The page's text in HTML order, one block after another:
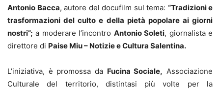
Antonio Bacca, autore del docufilm sul tema: “Tradizioni e
trasformazioni del culto e della pietà popolare ai giorni
nostri”; a moderare l’incontro Antonio Soleti, giornalista e
direttore di Paise Miu – Notizie e Cultura Salentina.
L’iniziativa, è promossa da Fucina Sociale, Associazione
Culturale del territorio, distintasi più volte per la